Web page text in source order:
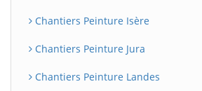
Chantiers Peinture Isère
Chantiers Peinture Jura
Chantiers Peinture Landes